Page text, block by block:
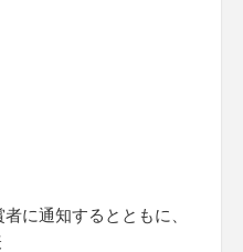
に通知するとともに、